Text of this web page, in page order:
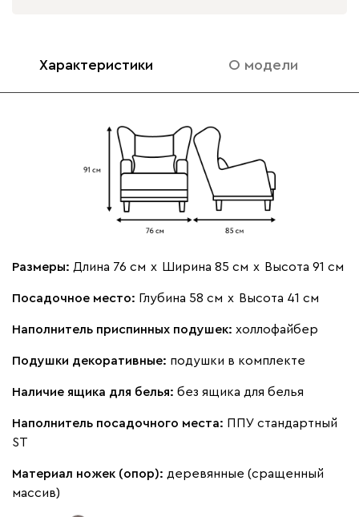
Характеристики О модели
Размеры: Длина 76 см х Ширина 85 см х Высота 91 см
Посадочное место: Глубина 58 см х Высота 41 см
Наполнитель приспинных подушек: холлофайбер
Подушки декоративные: подушки в комплекте
Наличие ящика для белья: без ящика для белья
Наполнитель посадочного места: ППУ стандартный
ST
Материал ножек (опор): деревянные (сращенный
массив)